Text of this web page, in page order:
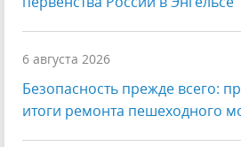
6 августа 2026
Безопасность прежде всего:
итоги ремонта пешеходного